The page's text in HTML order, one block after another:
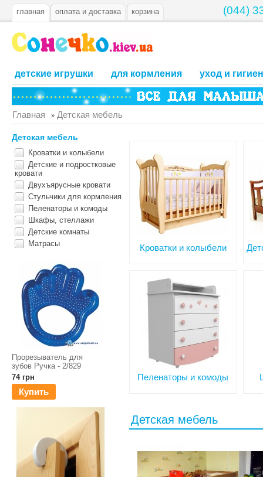
(044)
главная оплата и доставка корзина
детские игрушки для кормления уход и
Главная » Детская мебель
Детская мебель
Кроватки и колыбели
Детские и подростковые
кровати
Двухъярусные кровати
Стульчики для кормления
Пеленаторы и комоды
Шкафы, стеллажи
Детские комнаты
Матрасы
Прорезыватель для
зубов Ручка - 2/829
74 грн
Купить
Кроватки и колыбели
Пеленаторы и комоды
Детская мебель